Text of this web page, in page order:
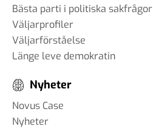
Bästa parti i politiska sakfrågor
Väljarprofiler
Väljarförståelse
Länge leve demokratin
Nyheter
Novus Case
Nyheter